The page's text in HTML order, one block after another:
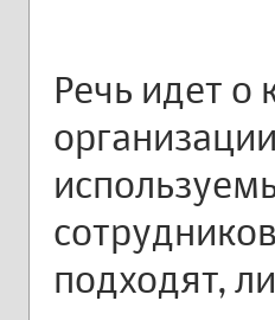
Речь идет
подходят,